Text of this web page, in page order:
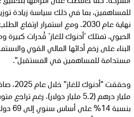
نهاية عام 2030. ومع استمرار
الحيوي، تمتلك ’أدنوك للغاز‘ قُدرات كبيرة
البناء على زخم أدائها المالي القوي
مستدامة للمساهمين في المستقبل".
مليار درهم (5.2 مليار دولار)، رغم
بنسبة